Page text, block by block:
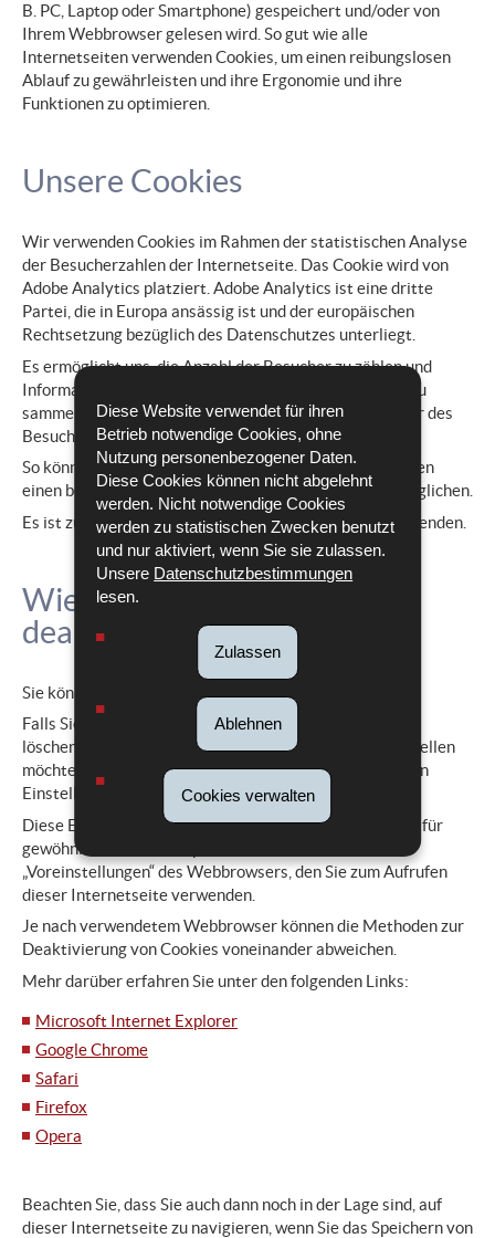
Diese Website verwendet für ihren
Betrieb notwendige Cookies, ohne
Nutzung personenbezogener Daten.
Diese Cookies können nicht abgelehnt
werden. Nicht notwendige Cookies
werden zu statistischen Zwecken benutzt
und nur aktiviert, wenn Sie sie zulassen.
Unsere Datenschutzbestimmungen
lesen.
Zulassen
Ablehnen
Cookies verwalten
B. PC, Laptop oder Smartphone) gespeichert und/oder von
Ihrem Webbrowser gelesen wird. So gut wie alle
Internetseiten verwenden Cookies, um einen reibungslosen
Ablauf zu gewährleisten und ihre Ergonomie und ihre
Funktionen zu optimieren.
Unsere Cookies
Wir verwenden Cookies im Rahmen der statistischen Analyse
der Besucherzahlen der Internetseite. Das Cookie wird von
Adobe Analytics platziert. Adobe Analytics ist eine dritte
Partei, die in Europa ansässig ist und der europäischen
Rechtsetzung bezüglich des Datenschutzes unterliegt.
Es ermöglicht uns, die Anzahl der Besucher zu zählen und
Informationen zur Verwendung unserer Internetseite zu
sammeln (z. B. am häufigsten aufgerufene Seiten, Dauer des
Besuchs usw.).
So können wir unsere Internetseite verbessern, um Ihnen
einen besseren Zugang zu ihren Informationen zu ermöglichen.
Es ist zu beachten, dass wir keine Werbe-Cookies verwenden.
Wie lassen sich Cookies
deaktivieren?
Sie können Cookies jederzeit deaktivieren.
Falls Sie die auf Ihrem Endgerät gespeicherten Cookies
löschen und die Parameter Ihres Webbrowsers so einstellen
möchten, dass er Cookies ablehnt, können Sie dies in den
Einstellungen Ihres Internetbrowsers tun.
Diese Einstellungen in Bezug auf Cookies befinden sich für
gewöhnlich im Menü „Optionen“, „Tools“ oder
„Voreinstellungen“ des Webbrowsers, den Sie zum Aufrufen
dieser Internetseite verwenden.
Je nach verwendetem Webbrowser können die Methoden zur
Deaktivierung von Cookies voneinander abweichen.
Mehr darüber erfahren Sie unter den folgenden Links:
Microsoft Internet Explorer
Google Chrome
Safari
Firefox
Opera
Beachten Sie, dass Sie auch dann noch in der Lage sind, auf
dieser Internetseite zu navigieren, wenn Sie das Speichern von